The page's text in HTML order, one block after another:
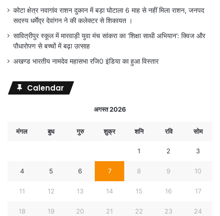
कोटा क्षेत्र नवागांव राशन दुकान में बड़ा घोटाला 6 माह से नहीं मिला राशन, जनपद
सदस्य धर्मेंद्र देवांगन ने की कलेक्टर से शिकायत ।
सावित्रीपुर स्कूल में मारवाड़ी युवा मंच सांकरा का ‘शिक्षा साथी अभियान’: क्विज और
पौधारोपण से बच्चों में बढ़ा उत्साह
अखण्ड भारतीय नामदेव महासभा रजि0 इंडिया का हुआ विस्तार
Calendar
अगस्त 2026
मंगल बुध गुरु शुक्र शनि रवि सोम
1 2 3
4 5 6 7 8 9 10
11 12 13 14 15 16 17
18 19 20 21 22 23 24